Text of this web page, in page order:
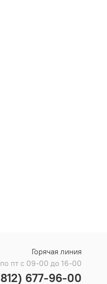
Горячая линия
пт с 09-00 до 16-00
677-96-00